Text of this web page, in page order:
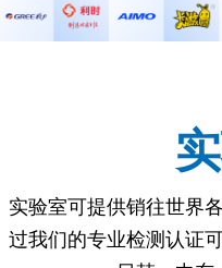
实验室可提供销往世界
过我们的专业检测认证